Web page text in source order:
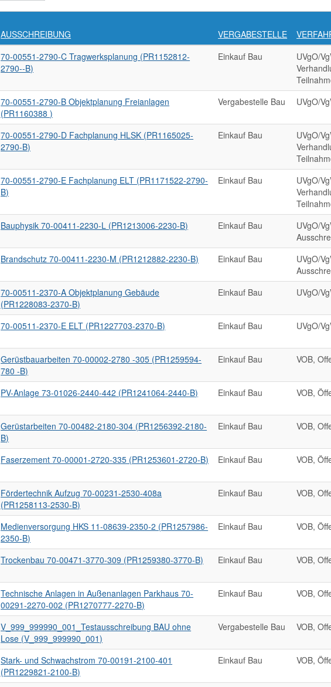
AUSSCHREIBUNG VERGABESTELLE
70-00551-2790-C Tragwerksplanung (PR1152812-
2790--B)
Einkauf Bau
UVgO/
70-00551-2790-B Objektplanung Freianlagen
(PR1160388 )
Vergabestelle Bau UVgO/
70-00551-2790-D Fachplanung HLSK (PR1165025-
2790-B)
Einkauf Bau
UVgO/
70-00551-2790-E Fachplanung ELT (PR1171522-2790-
B)
Einkauf Bau
UVgO/
Bauphysik 70-00411-2230-L (PR1213006-2230-B) Einkauf Bau
UVgO/
Brandschutz 70-00411-2230-M (PR1212882-2230-B) Einkauf Bau
UVgO/
70-00511-2370-A Objektplanung Gebäude
(PR1228083-2370-B)
Einkauf Bau UVgO/
70-00511-2370-E ELT (PR1227703-2370-B) Einkauf Bau UVgO/
Gerüstbauarbeiten 70-00002-2780 -305 (PR1259594-
780 -B)
Einkauf Bau VOB,
PV-Anlage 73-01026-2440-442 (PR1241064-2440-B) Einkauf Bau VOB,
Gerüstarbeiten 70-00482-2180-304 (PR1256392-2180-
B)
Einkauf Bau VOB,
Faserzement 70-00001-2720-335 (PR1253601-2720-B) Einkauf Bau VOB,
Fördertechnik Aufzug 70-00231-2530-408a
(PR1258113-2530-B)
Einkauf Bau VOB,
Medienversorgung HKS 11-08639-2350-2 (PR1257986-
2350-B)
Einkauf Bau VOB,
Trockenbau 70-00471-3770-309 (PR1259380-3770-B) Einkauf Bau VOB,
Technische Anlagen in Außenanlagen Parkhaus 70-
00291-2270-002 (PR1270777-2270-B)
Einkauf Bau VOB,
V_999_999990_001_Testausschreibung BAU ohne
Lose (V_999_999990_001)
Vergabestelle Bau VOB,
Stark- und Schwachstrom 70-00191-2100-401
(PR1229821-2100-B)
Einkauf Bau VOB,